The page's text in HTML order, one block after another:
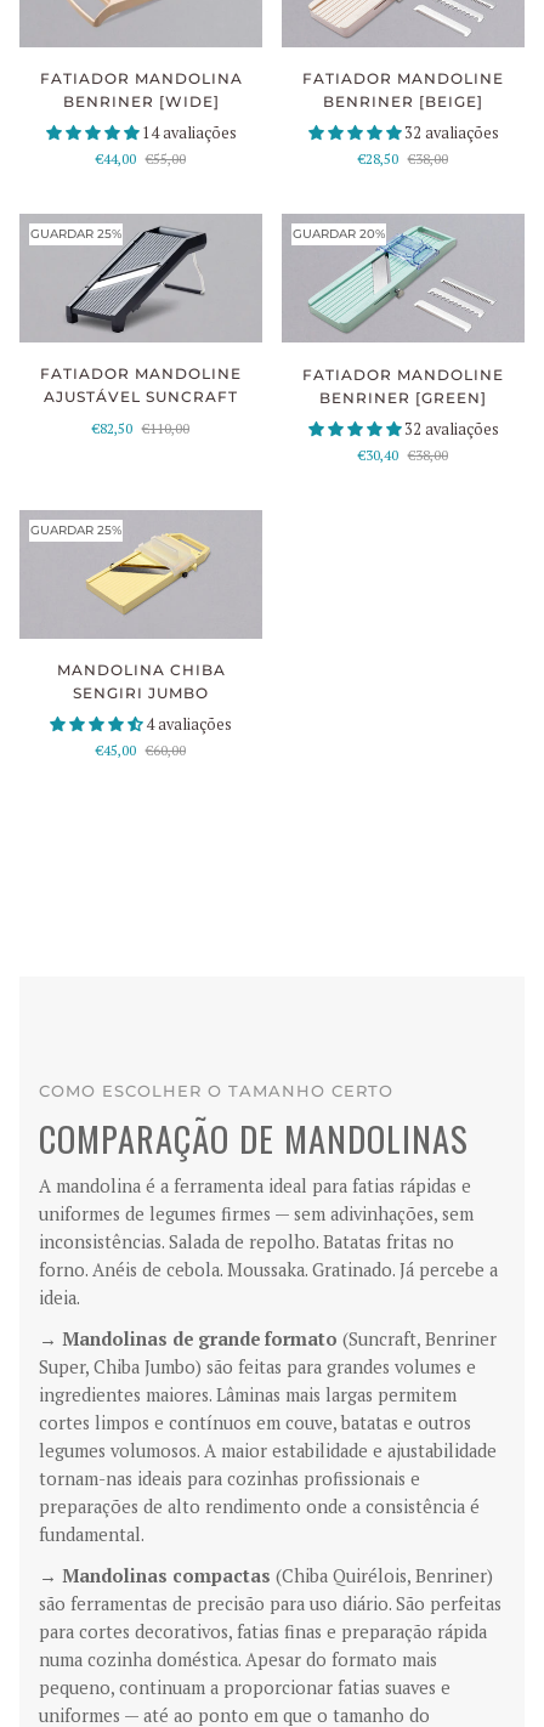
FATIADOR MANDOLINA
BENRINER [WIDE]
14 avaliações
€44,00 €55,00
FATIADOR MANDOLINE
BENRINER [BEIGE]
32 avaliações
€28,50 €38,00
GUARDAR 25%
FATIADOR MANDOLINE
AJUSTÁVEL SUNCRAFT
€82,50 €110,00
GUARDAR 20%
FATIADOR MANDOLINE
BENRINER [GREEN]
32 avaliações
€30,40 €38,00
GUARDAR 25%
MANDOLINA CHIBA
SENGIRI JUMBO
4 avaliações
€45,00 €60,00
COMO ESCOLHER O TAMANHO CERTO
COMPARAÇÃO DE MANDOLINAS
A mandolina é a ferramenta ideal para fatias rápidas e
uniformes de legumes firmes — sem adivinhações, sem
inconsistências. Salada de repolho. Batatas fritas no
forno. Anéis de cebola. Moussaka. Gratinado. Já percebe a
ideia.
→ Mandolinas de grande formato (Suncraft, Benriner
Super, Chiba Jumbo) são feitas para grandes volumes e
ingredientes maiores. Lâminas mais largas permitem
cortes limpos e contínuos em couve, batatas e outros
legumes volumosos. A maior estabilidade e ajustabilidade
tornam-nas ideais para cozinhas profissionais e
preparações de alto rendimento onde a consistência é
fundamental.
→ Mandolinas compactas (Chiba Quirélois, Benriner)
são ferramentas de precisão para uso diário. São perfeitas
para cortes decorativos, fatias finas e preparação rápida
numa cozinha doméstica. Apesar do formato mais
pequeno, continuam a proporcionar fatias suaves e
uniformes — até ao ponto em que o tamanho do